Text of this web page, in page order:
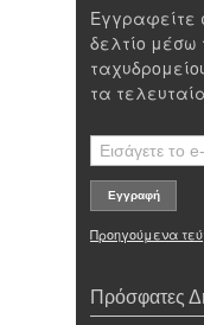
Εγγραφείτε
δελτίο μέσω
τα
Προηγούμενα
Πρόσφατες